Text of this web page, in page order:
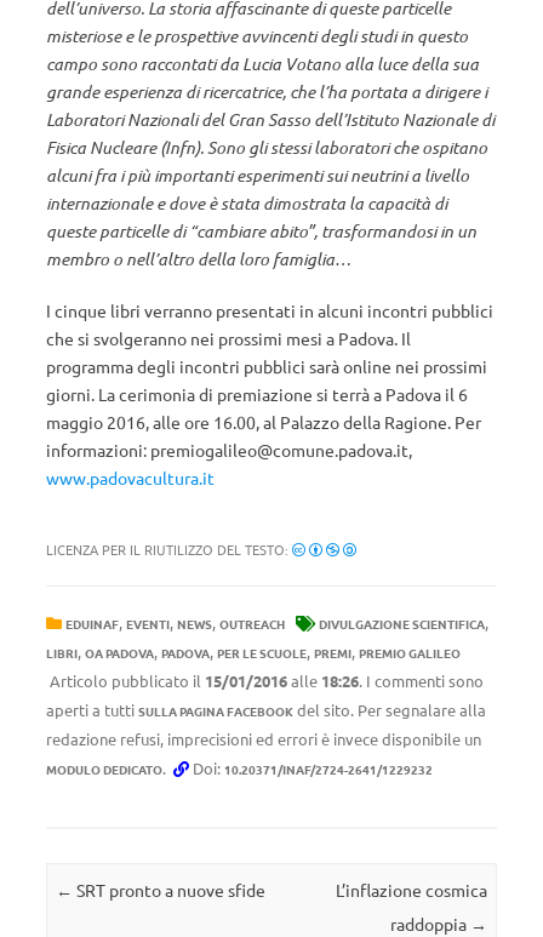
dell’universo. La storia affascinante di queste particelle
misteriose e le prospettive avvincenti degli studi in questo
campo sono raccontati da Lucia Votano alla luce della sua
grande esperienza di ricercatrice, che l’ha portata a dirigere i
Laboratori Nazionali del Gran Sasso dell’Istituto Nazionale di
Fisica Nucleare (Infn). Sono gli stessi laboratori che ospitano
alcuni fra i più importanti esperimenti sui neutrini a livello
internazionale e dove è stata dimostrata la capacità di
queste particelle di “cambiare abito”, trasformandosi in un
membro o nell’altro della loro famiglia…
I cinque libri verranno presentati in alcuni incontri pubblici
che si svolgeranno nei prossimi mesi a Padova. Il
programma degli incontri pubblici sarà online nei prossimi
giorni. La cerimonia di premiazione si terrà a Padova il 6
maggio 2016, alle ore 16.00, al Palazzo della Ragione. Per
informazioni: premiogalileo@comune.padova.it,
www.padovacultura.it
LICENZA PER IL RIUTILIZZO DEL TESTO:
EDUINAF, EVENTI, NEWS, OUTREACH DIVULGAZIONE SCIENTIFICA,
LIBRI, OA PADOVA, PADOVA, PER LE SCUOLE, PREMI, PREMIO GALILEO
Articolo pubblicato il 15/01/2016alle 18:26. I commenti sono
aperti a tutti SULLA PAGINA FACEBOOK del sito. Per segnalare alla
redazione refusi, imprecisioni ed errori è invece disponibile un
MODULO DEDICATO. Doi: 10.20371/INAF/2724-2641/1229232
Navigazione articolo
← SRT pronto a nuove sfide
L’inflazione cosmica
raddoppia →